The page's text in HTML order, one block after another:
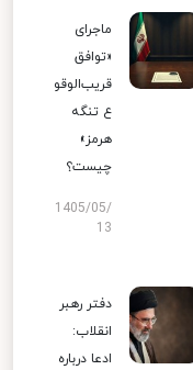
ماجرای
«توافق
قریب‌الوقو
ع تنگه
هرمز»
چیست؟
1405/05/
13
دفتر رهبر
انقلاب:
ادعا درباره